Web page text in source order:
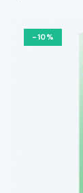
-10%